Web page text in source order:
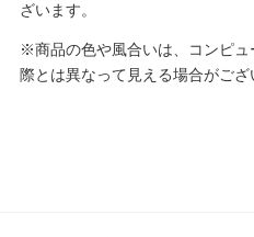
ざいます。
※商品の色や風合いは、コンピ
際とは異なって見える場合がござ